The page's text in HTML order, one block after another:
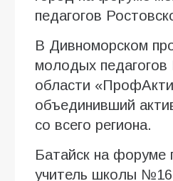
педагогов
В Дивноморском
молодых педагогов
области
объединивший
со всего региона.
Батайск на форуме
учитель школы